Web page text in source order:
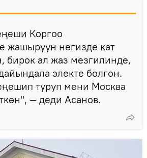
Коргоо
жашыруун негизде кат
бирок ал жаз мезгилинде,
электе болгон.
туруп мени Москва
— деди Асанов.